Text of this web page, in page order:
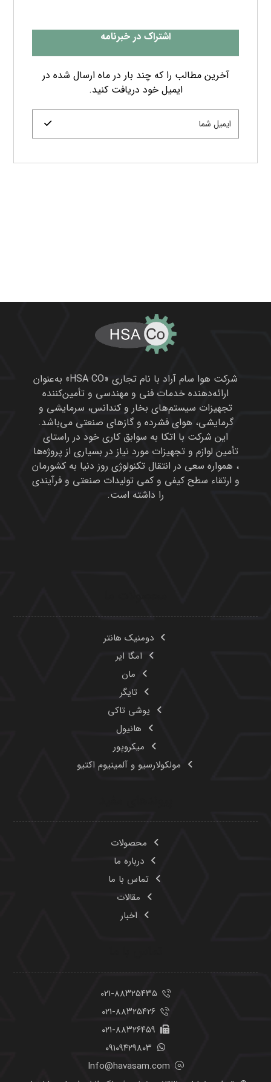
اشتراک در خبرنامه
آخرین مطالب را که چند بار در ماه ارسال شده در
ایمیل خود دریافت کنید.
شرکت هوا سام آراد با نام تجاری «HSA CO» به‌عنوان
ارائه‌دهنده خدمات فنی و مهندسی و تأمین‌کننده
تجهیزات سیستم‌های بخار و کندانس، سرمایشی و
گرمایشی، هوای فشرده و گازهای صنعتی می‌باشد.
این شرکت با اتکا به سوابق کاری خود در راستای
تأمین لوازم و تجهیزات مورد نیاز در بسیاری از پروژه‌ها
، همواره سعی در انتقال تکنولوژی روز دنیا به کشورمان
و ارتقاء سطح کیفی و کمی تولیدات صنعتی و فرآیندی
را داشته است.
دومنیک هانتر
امگا ایر
مان
تایگر
یوشی تاکی
هانیول
میکروپور
مولکولارسیو و آلمینیوم اکتیو
محصولات
درباره ما
تماس با ما
مقالات
اخبار
۰۲۱-۸۸۳۲۵۴۳۵
۰۲۱-۸۸۳۲۵۴۲۶
۰۲۱-۸۸۳۲۶۴۵۹
۰۹۱۰۹۴۲۹۸۰۳
Info@havasam.com